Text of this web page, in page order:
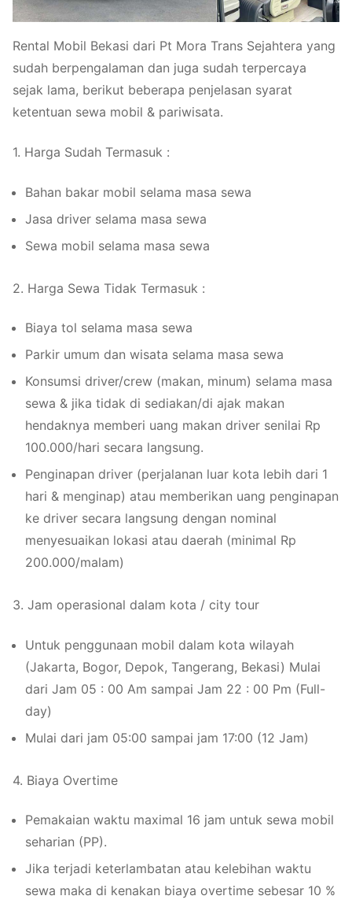
Rental Mobil Bekasi dari Pt Mora Trans Sejahtera yang
sudah berpengalaman dan juga sudah terpercaya
sejak lama, berikut beberapa penjelasan syarat
ketentuan sewa mobil & pariwisata.
1. Harga Sudah Termasuk :
Bahan bakar mobil selama masa sewa
Jasa driver selama masa sewa
Sewa mobil selama masa sewa
2. Harga Sewa Tidak Termasuk :
Biaya tol selama masa sewa
Parkir umum dan wisata selama masa sewa
Konsumsi driver/crew (makan, minum) selama masa
sewa & jika tidak di sediakan/di ajak makan
hendaknya memberi uang makan driver senilai Rp
100.000/hari secara langsung.
Penginapan driver (perjalanan luar kota lebih dari 1
hari & menginap) atau memberikan uang penginapan
ke driver secara langsung dengan nominal
menyesuaikan lokasi atau daerah (minimal Rp
200.000/malam)
3. Jam operasional dalam kota / city tour
Untuk penggunaan mobil dalam kota wilayah
(Jakarta, Bogor, Depok, Tangerang, Bekasi) Mulai
dari Jam 05 : 00 Am sampai Jam 22 : 00 Pm (Full-
day)
Mulai dari jam 05:00 sampai jam 17:00 (12 Jam)
4. Biaya Overtime
Pemakaian waktu maximal 16 jam untuk sewa mobil
seharian (PP).
Jika terjadi keterlambatan atau kelebihan waktu
sewa maka di kenakan biaya overtime sebesar 10 %